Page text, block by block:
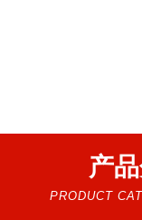
产
PRODUCT